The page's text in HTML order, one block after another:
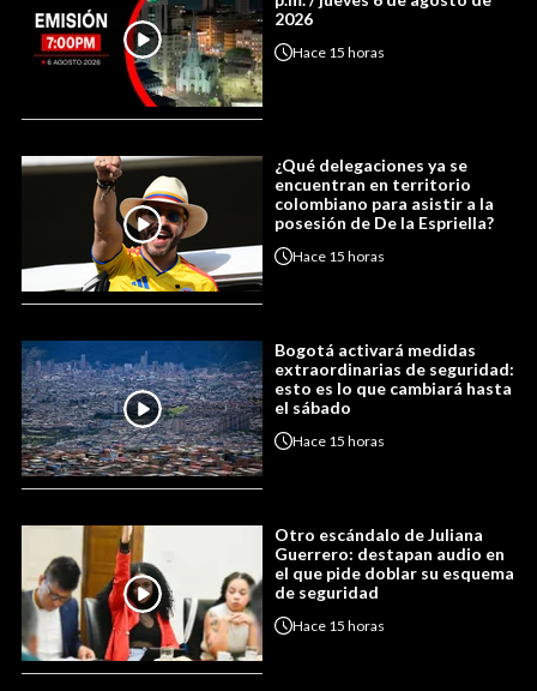
2026
Hace 15 horas
¿Qué delegaciones ya se
encuentran en territorio
colombiano para asistir a la
posesión de De la Espriella?
Hace 15 horas
Bogotá activará medidas
extraordinarias de seguridad:
esto es lo que cambiará hasta
el sábado
Hace 15 horas
Otro escándalo de Juliana
Guerrero: destapan audio en
el que pide doblar su esquema
de seguridad
Hace 15 horas